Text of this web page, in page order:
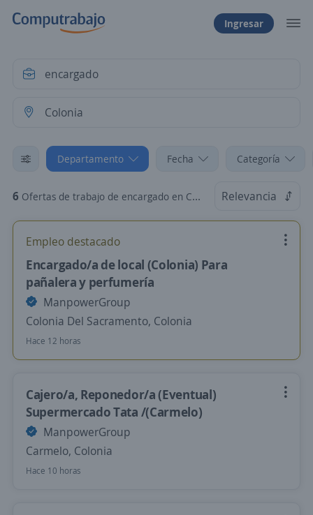
Ingresar
Departamento Fecha Categoría
6 Ofertas de trabajo de encargado en Colonia Relevancia
Empleo destacado
Encargado/a de local (Colonia) Para
pañalera y perfumería
ManpowerGroup
Colonia Del Sacramento, Colonia
Hace 12 horas
Cajero/a, Reponedor/a (Eventual)
Supermercado Tata /(Carmelo)
ManpowerGroup
Carmelo, Colonia
Hace 10 horas